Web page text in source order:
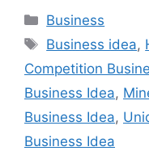
Categories
Business
Tags
Business idea,
Competition
Business Idea,
Business Idea,
Business Idea